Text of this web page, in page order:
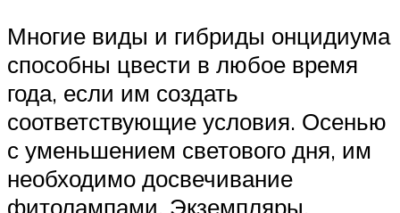
Многие виды и гибриды онцидиума
способны цвести в любое время
года, если им создать
соответствующие условия. Осенью
с уменьшением светового дня, им
необходимо досвечивание
фитолампами. Экземпляры,